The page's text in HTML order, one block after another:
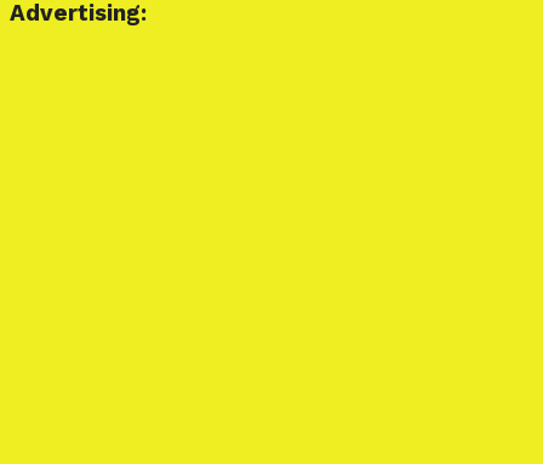
Advertising: